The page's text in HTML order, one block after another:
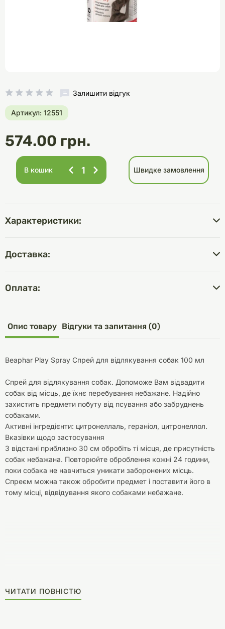
Залишити відгук
Артикул: 12551
574.00 грн.
В кошик Швидке замовлення
Характеристики:
Доставка:
Оплата:
Опис товару Відгуки та запитання (0)
Beaphar Play Spray Спрей для відлякування собак 100 мл
Спрей для відлякування собак. Допоможе Вам відвадити
собак від місць, де їхнє перебування небажане. Надійно
захистить предмети побуту від псування або забруднень
собаками.
Активні інгредієнти: цитронеллаль, гераніол, цитронеллол.
Вказівки щодо застосування
З відстані приблизно 30 см обробіть ті місця, де присутність
собак небажана. Повторюйте оброблення кожні 24 години,
поки собака не навчиться уникати заборонених місць.
Спреєм можна також обробити предмет і поставити його в
тому місці, відвідування якого собаками небажане.
ЧИТАТИ ПОВНІСТЮ